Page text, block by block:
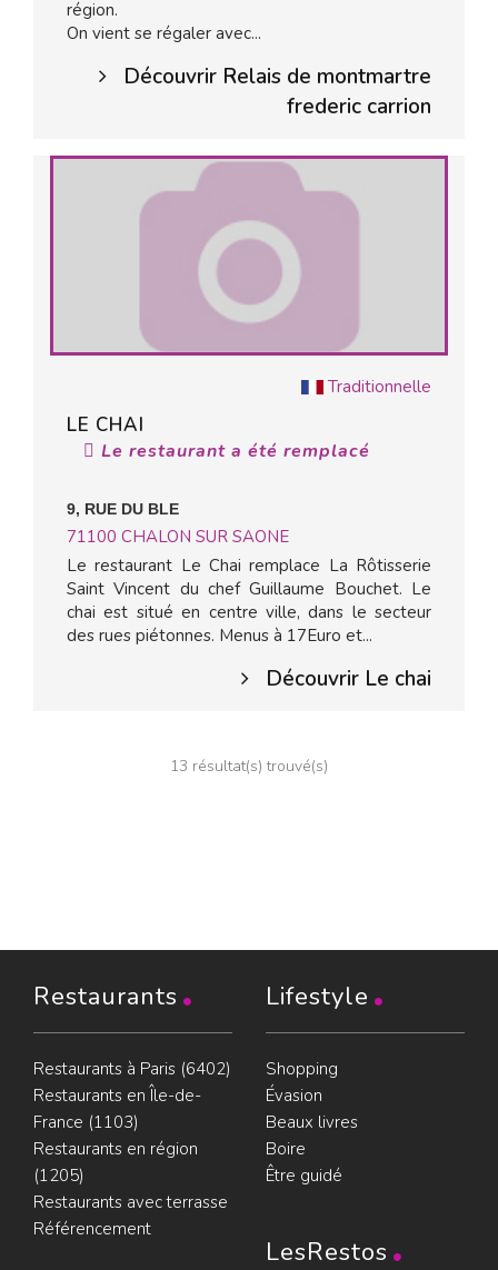
région.
On vient se régaler avec...
Découvrir Relais de montmartre
frederic carrion
Traditionnelle
LE CHAI
Le restaurant a été remplacé
9, RUE DU BLE
71100 CHALON SUR SAONE
Le restaurant Le Chai remplace La Rôtisserie
Saint Vincent du chef Guillaume Bouchet. Le
chai est situé en centre ville, dans le secteur
des rues piétonnes. Menus à 17Euro et...
Découvrir Le chai
13 résultat(s) trouvé(s)
Restaurants
Restaurants à Paris (6402)
Restaurants en Île-de-
France (1103)
Restaurants en région
(1205)
Restaurants avec terrasse
Référencement
Lifestyle
Shopping
Évasion
Beaux livres
Boire
Être guidé
LesRestos